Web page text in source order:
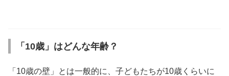
「10歳」はどんな年齢？
「10歳の壁」とは一般的に、子どもたちが10歳くらいに